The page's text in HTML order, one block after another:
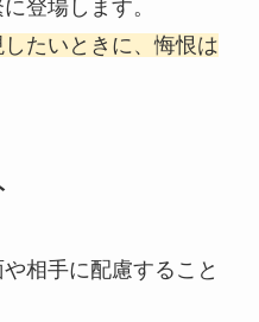
登場します。
たいときに、悔恨は
相手に配慮すること